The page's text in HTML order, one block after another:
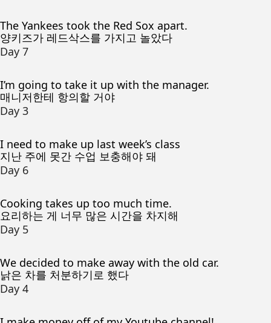
The Yankees took the Red Sox apart.
양키즈가 레드삭스를 가지고 놀았다
Day 7
I’m going to take it up with the manager.
매니저한테 항의할 거야
Day 3
I need to make up last week’s class
지난 주에 못간 수업 보충해야 돼
Day 6
Cooking takes up too much time.
요리하는 게 너무 많은 시간을 차지해
Day 5
We decided to make away with the old car.
낡은 차를 처분하기로 했다
Day 4